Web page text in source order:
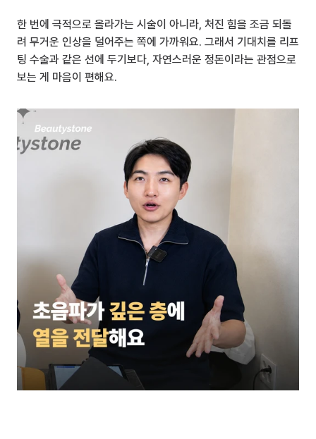
한 번에 극적으로 올라가는 시술이 아니라, 처진 힘을 조금 되돌
려 무거운 인상을 덜어주는 쪽에 가까워요. 그래서 기대치를 리프
팅 수술과 같은 선에 두기보다, 자연스러운 정돈이라는 관점으로
보는 게 마음이 편해요.